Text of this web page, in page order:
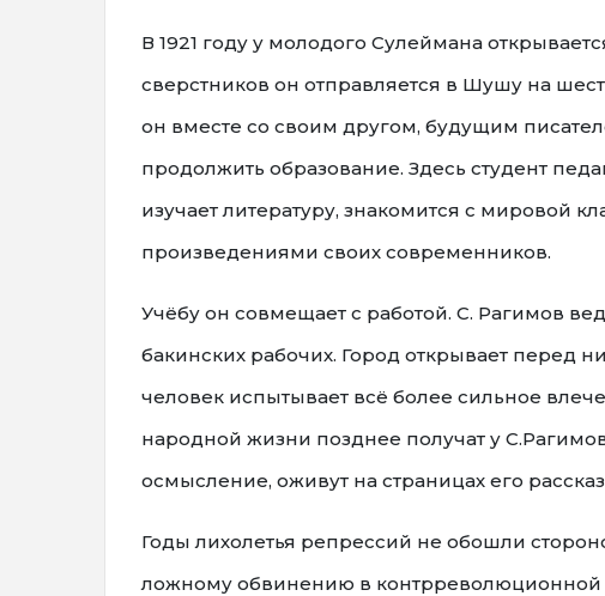
В 1921 году у молодого Сулеймана
сверстников он отправляется в Шушу на
он вместе со своим другом, будущим
продолжить образование. Здесь студент
изучает литературу, знакомится с мировой
произведениями своих современников.
Учёбу он совмещает с работой. С. Рагимов
бакинских рабочих. Город открывает перед
человек испытывает всё более сильное
народной жизни позднее получат у
осмысление, оживут на страницах его
Годы лихолетья репрессий не обошли
ложному обвинению в контрреволюционной